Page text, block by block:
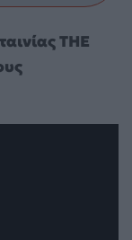
ΤΗΕ